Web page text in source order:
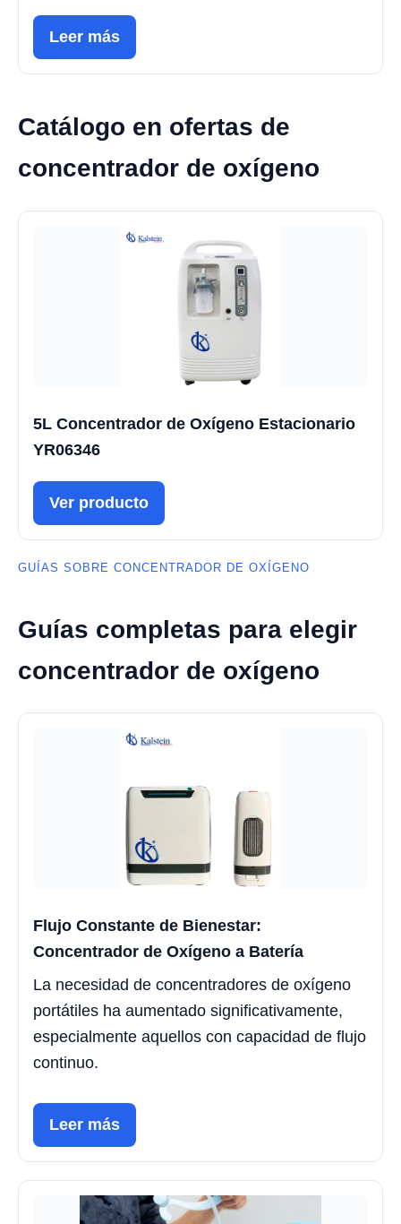
Leer más
Catálogo en ofertas de
concentrador de oxígeno
5L Concentrador de Oxígeno Estacionario
YR06346
Ver producto
GUÍAS SOBRE CONCENTRADOR DE OXÍGENO
Guías completas para elegir
concentrador de oxígeno
Flujo Constante de Bienestar:
Concentrador de Oxígeno a Batería
La necesidad de concentradores de oxígeno
portátiles ha aumentado significativamente,
especialmente aquellos con capacidad de flujo
continuo.
Leer más